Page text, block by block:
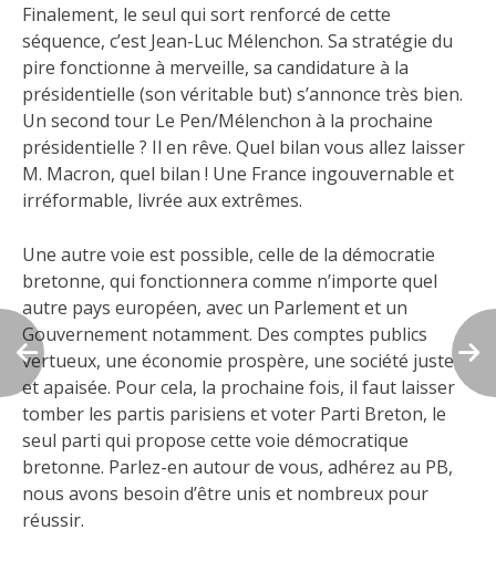
Finalement, le seul qui sort renforcé de cette
séquence, c’est Jean-Luc Mélenchon. Sa stratégie du
pire fonctionne à merveille, sa candidature à la
présidentielle (son véritable but) s’annonce très bien.
Un second tour Le Pen/Mélenchon à la prochaine
présidentielle ? Il en rêve. Quel bilan vous allez laisser
M. Macron, quel bilan ! Une France ingouvernable et
irréformable, livrée aux extrêmes.
Une autre voie est possible, celle de la démocratie
bretonne, qui fonctionnera comme n’importe quel
autre pays européen, avec un Parlement et un
Gouvernement notamment. Des comptes publics
vertueux, une économie prospère, une société juste
et apaisée. Pour cela, la prochaine fois, il faut laisser
tomber les partis parisiens et voter Parti Breton, le
seul parti qui propose cette voie démocratique
bretonne. Parlez-en autour de vous, adhérez au PB,
nous avons besoin d’être unis et nombreux pour
réussir.